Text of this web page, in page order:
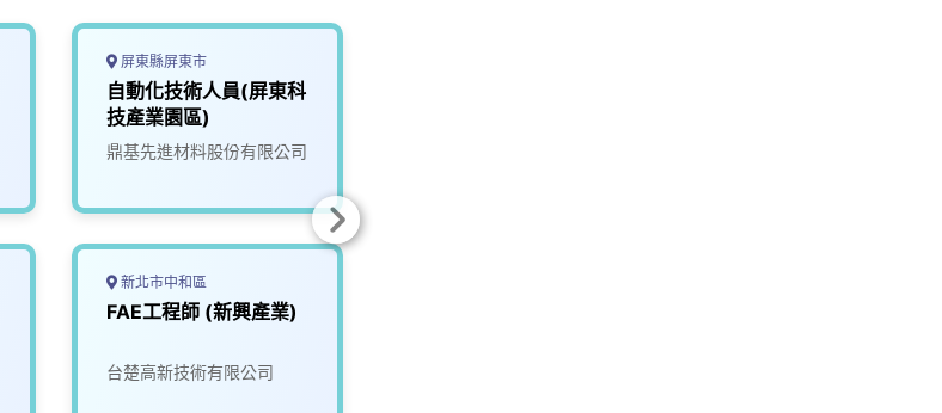
屏東縣屏東市
自動化技術人員(屏東科
技產業園區)
鼎基先進材料股份有限公司
新北市中和區
FAE工程師 (新興產業)
台楚高新技術有限公司